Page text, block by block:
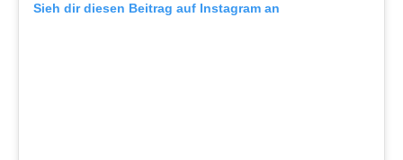
Sieh dir diesen Beitrag auf Instagram an